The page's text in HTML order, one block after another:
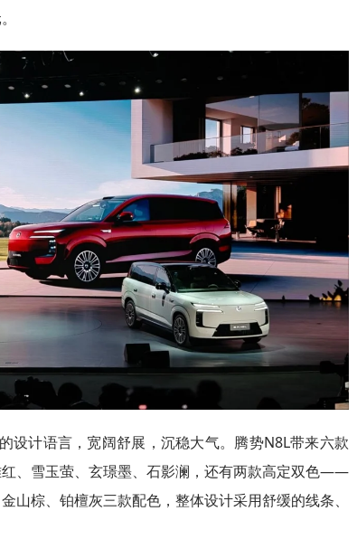
设计语言，宽阔舒展，沉稳大气。腾势N8L带来六款
、雪玉萤、玄璟墨、石影澜，还有两款高定双色——
山棕、铂檀灰三款配色，整体设计采用舒缓的线条、